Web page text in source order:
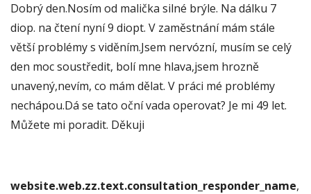
Dobrý den.Nosím od malička silné brýle. Na dálku 7
diop. na čtení nyní 9 diopt. V zaměstnání mám stále
větší problémy s viděním.Jsem nervózní, musím se celý
den moc soustředit, bolí mne hlava,jsem hrozně
unavený,nevím, co mám dělat. V práci mé problémy
nechápou.Dá se tato oční vada operovat? Je mi 49 let.
Můžete mi poradit. Děkuji
website.web.zz.text.consultation_responder_name,